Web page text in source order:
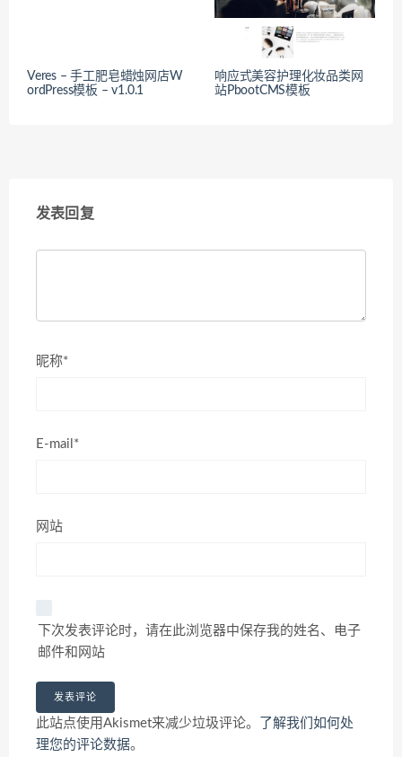
Veres – 手工肥皂蜡烛网店W
ordPress模板 – v1.0.1
响应式美容护理化妆品类网
站PbootCMS模板
发表回复
昵称*
E-mail*
网站
下次发表评论时，请在此浏览器中保存我的姓名、电子
邮件和网站
此站点使用Akismet来减少垃圾评论。
了解我们如何处
理您的评论数据。